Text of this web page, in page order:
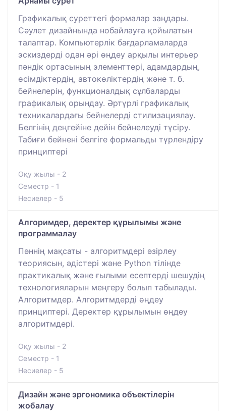
Графикалық суреттегі формалар заңдары.
Сәулет дизайнында нобайлауға қойылатын
талаптар. Компьютерлік бағдарламаларда
эскиздерді одан әрі өңдеу арқылы интерьер
пәндік ортасының элементтері, адамдардың,
өсімдіктердің, автокөліктердің және т. б.
бейнелерін, функционалдық сұлбаларды
графикалық орындау. Әртүрлі графикалық
техникалардағы бейнелерді стилизациялау.
Белгінің деңгейіне дейін бейнелеуді түсіру.
Табиғи бейнені белгіге формальды түрлендіру
принциптері
Оқу жылы - 2
Семестр - 1
Несиелер - 5
Алгоримдер, деректер құрылымы және
программалау
Пәннің мақсаты - алгоритмдері әзірлеу
теориясын, әдістері және Python тілінде
практикалық және ғылыми есептерді шешудің
технологияларын меңгеру болып табылады.
Алгоритмдер. Алгоритмдерді өңдеу
принциптері. Деректер құрылымын өңдеу
алгоритмдері.
Оқу жылы - 2
Семестр - 1
Несиелер - 5
Дизайн және эргономика объектілерін
жобалау